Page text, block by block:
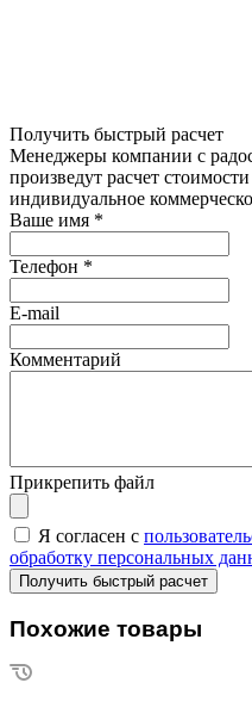
Получить быстрый расчет
Менеджеры компании с
произведут расчет
индивидуальное
Ваше имя *
Телефон *
E-mail
Комментарий
Прикрепить файл
Я согласен с
обработку персональных
Похожие товары